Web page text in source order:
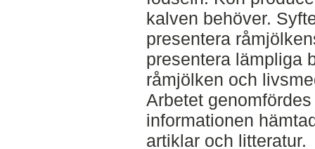
kalven behöver.
presentera
presentera lämpliga
råmjölken och
Arbetet
informationen
artiklar och litteratur.